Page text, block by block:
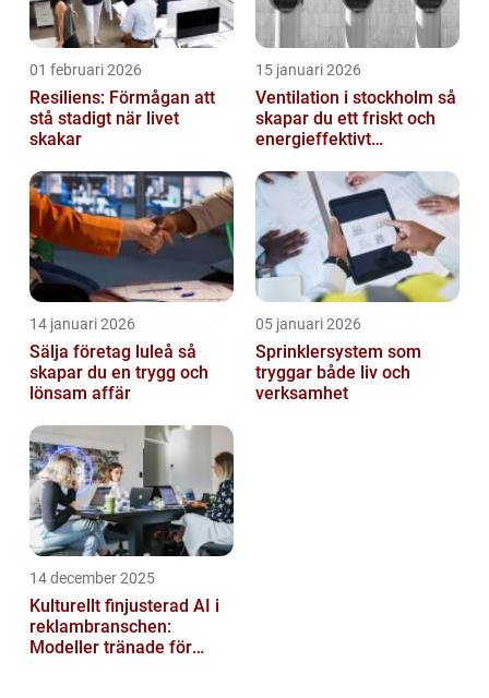
01 februari 2026
Resiliens: Förmågan att
stå stadigt när livet
skakar
15 januari 2026
Ventilation i stockholm så
skapar du ett friskt och
energieffektivt
14 januari 2026
Sälja företag luleå så
skapar du en trygg och
lönsam affär
05 januari 2026
Sprinklersystem som
tryggar både liv och
verksamhet
14 december 2025
Kulturellt finjusterad AI i
reklambranschen:
Modeller tränade för